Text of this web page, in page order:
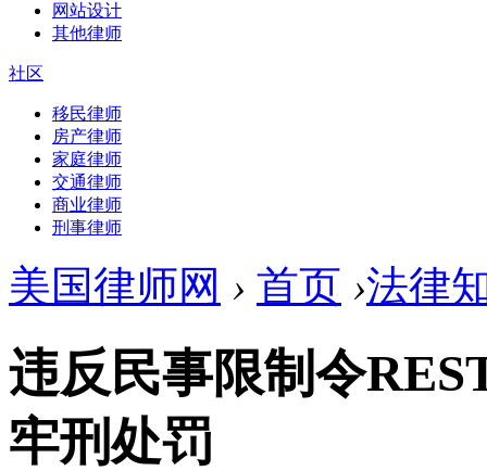
网站设计
其他律师
社区
移民律师
房产律师
家庭律师
交通律师
商业律师
刑事律师
美国律师网 › 首页 ›法律
违反民事限制令
牢刑处罚